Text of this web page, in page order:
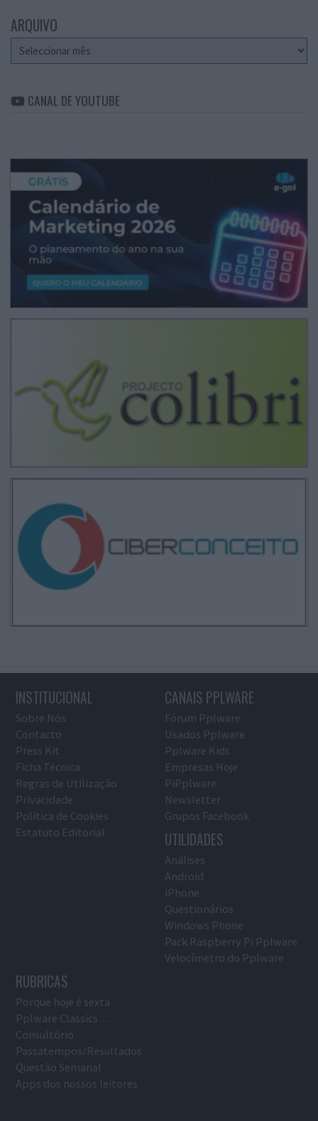
ARQUIVO
Arquivo
CANAL DE YOUTUBE
INSTITUCIONAL
Sobre Nós
Contacto
Press Kit
Ficha Técnica
Regras de Utilização
Privacidade
Política de Cookies
Estatuto Editorial
CANAIS PPLWARE
Fórum Pplware
Usados Pplware
Pplware Kids
Empresas Hoje
PiPplware
Newsletter
Grupos Facebook
UTILIDADES
Análises
Android
iPhone
Questionários
Windows Phone
Pack Raspberry Pi Pplware
Velocímetro do Pplware
RUBRICAS
Porque hoje é sexta
Pplware Classics…
Consultório
Passatempos/Resultados
Questão Semanal
Apps dos nossos leitores